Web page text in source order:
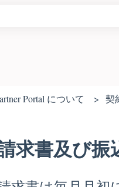
Portal について 契
求書及び振